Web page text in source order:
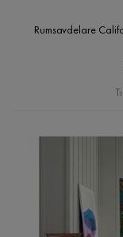
Rumsavdelare